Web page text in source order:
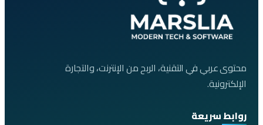
محتوى عربي في التقنية، الربح من الإنترنت، والتجارة
الإلكترونية.
روابط سريعة